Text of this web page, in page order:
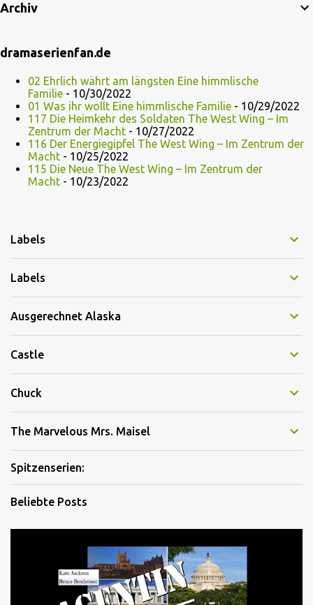
Archiv
dramaserienfan.de
02 Ehrlich währt am längsten Eine himmlische
Familie - 10/30/2022
01 Was ihr wollt Eine himmlische Familie - 10/29/2022
117 Die Heimkehr des Soldaten The West Wing – Im
Zentrum der Macht - 10/27/2022
116 Der Energiegipfel The West Wing – Im Zentrum der
Macht - 10/25/2022
115 Die Neue The West Wing – Im Zentrum der
Macht - 10/23/2022
Labels
Labels
Ausgerechnet Alaska
Castle
Chuck
The Marvelous Mrs. Maisel
Spitzenserien:
Beliebte Posts